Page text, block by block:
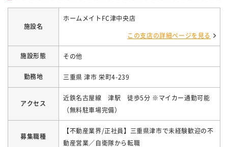
施設名
ホームメイトFC津中央店
この支店の詳細ページを見る
施設形態 その他
勤務地 三重県 津市 栄町4-239
アクセス
近鉄名古屋線 津駅 徒歩5分 ※マイカー通勤可能
（無料駐車場完備）
募集職種
【不動産業界/正社員】三重県津市で未経験歓迎の不
動産営業／自衛隊から転職